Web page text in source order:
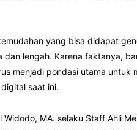
yang bisa didapat
lengah. Karena faktanya,
menjadi pondasi utama untuk
saat ini.
MA. selaku Staff Ahli